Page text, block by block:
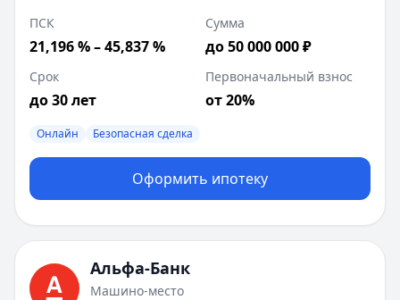
ПСК
21,196 % – 45,837 %
Сумма
до 50 000 000 ₽
Срок
до 30 лет
Первоначальный взнос
от 20%
Онлайн Безопасная сделка
Оформить ипотеку
Альфа-Банк
Машино-место